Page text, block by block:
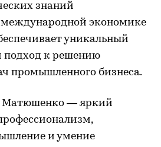
знаний
международной экономике
уникальный
подход к решению
промышленного бизнеса.
Матюшенко — яркий
и умение